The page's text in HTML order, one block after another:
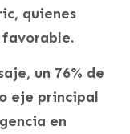
quienes
favorable.
un 76% de
eje principal
en